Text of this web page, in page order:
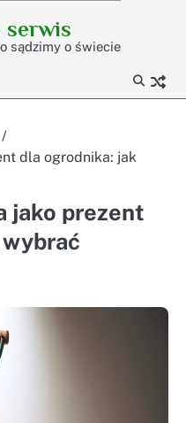
sądzimy o świecie
dla ogrodnika: jak
jako prezent